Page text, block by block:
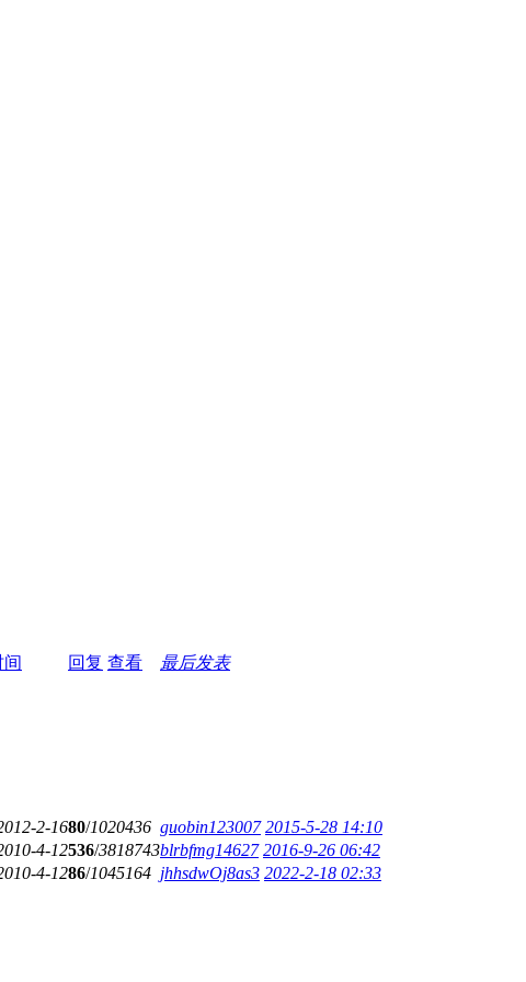
回复 查看 最后发表
2-1680/1020436 guobin123007 2015-5-28 14:10
4-12536/3818743blrbfmg14627 2016-9-26 06:42
4-1286/1045164 jhhsdwOj8as3 2022-2-18 02:33